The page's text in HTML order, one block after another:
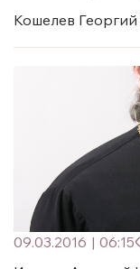
Кошелев
09.03.2016 | 06:15